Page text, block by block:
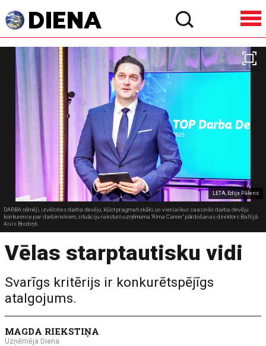
LETA, Edijs Pālens
DARBA ņēmēji, izvēloties darba devēju, kļūst pragmatiskāki, un vienlaikus saasinās darba devēju
konkurence par darbiniekiem, situāciju raksturo uzņēmuma "Alma Career" pārdošanas direktors Baltijā
Aivis Brodiņš.
Vēlas starptautisku vidi
Svarīgs kritērijs ir konkurētspējīgs
atalgojums.
MAGDA RIEKSTIŅA
Uzņēmēja Diena